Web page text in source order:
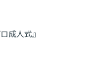
成人式』